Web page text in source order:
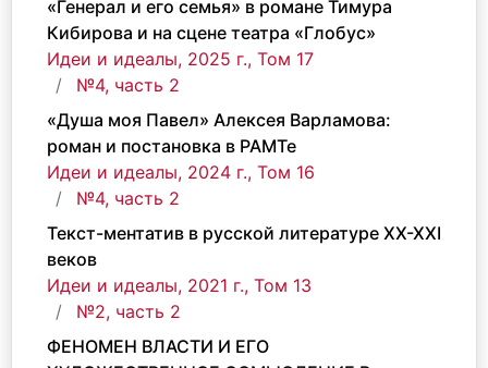
«Генерал и его семья» в романе Тимура
Кибирова и на сцене театра «Глобус»
Идеи и идеалы, 2025 г., Том 17
№4, часть 2
«Душа моя Павел» Алексея Варламова:
роман и постановка в РАМТе
Идеи и идеалы, 2024 г., Том 16
№4, часть 2
Текст-ментатив в русской литературе XX-XXI
веков
Идеи и идеалы, 2021 г., Том 13
№2, часть 2
ФЕНОМЕН ВЛАСТИ И ЕГО